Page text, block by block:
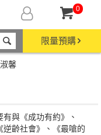
0
限量預購
馨
與《成功有約》、
逆齡社會》、《最嗆的